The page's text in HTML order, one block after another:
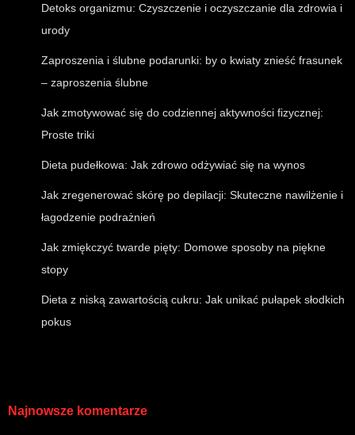
Detoks organizmu: Czyszczenie i oczyszczanie dla zdrowia i
urody
Zaproszenia i ślubne podarunki: by o kwiaty znieść frasunek
– zaproszenia ślubne
Jak zmotywować się do codziennej aktywności fizycznej:
Proste triki
Dieta pudełkowa: Jak zdrowo odżywiać się na wynos
Jak zregenerować skórę po depilacji: Skuteczne nawilżenie i
łagodzenie podrażnień
Jak zmiękczyć twarde pięty: Domowe sposoby na piękne
stopy
Dieta z niską zawartością cukru: Jak unikać pułapek słodkich
pokus
Najnowsze komentarze